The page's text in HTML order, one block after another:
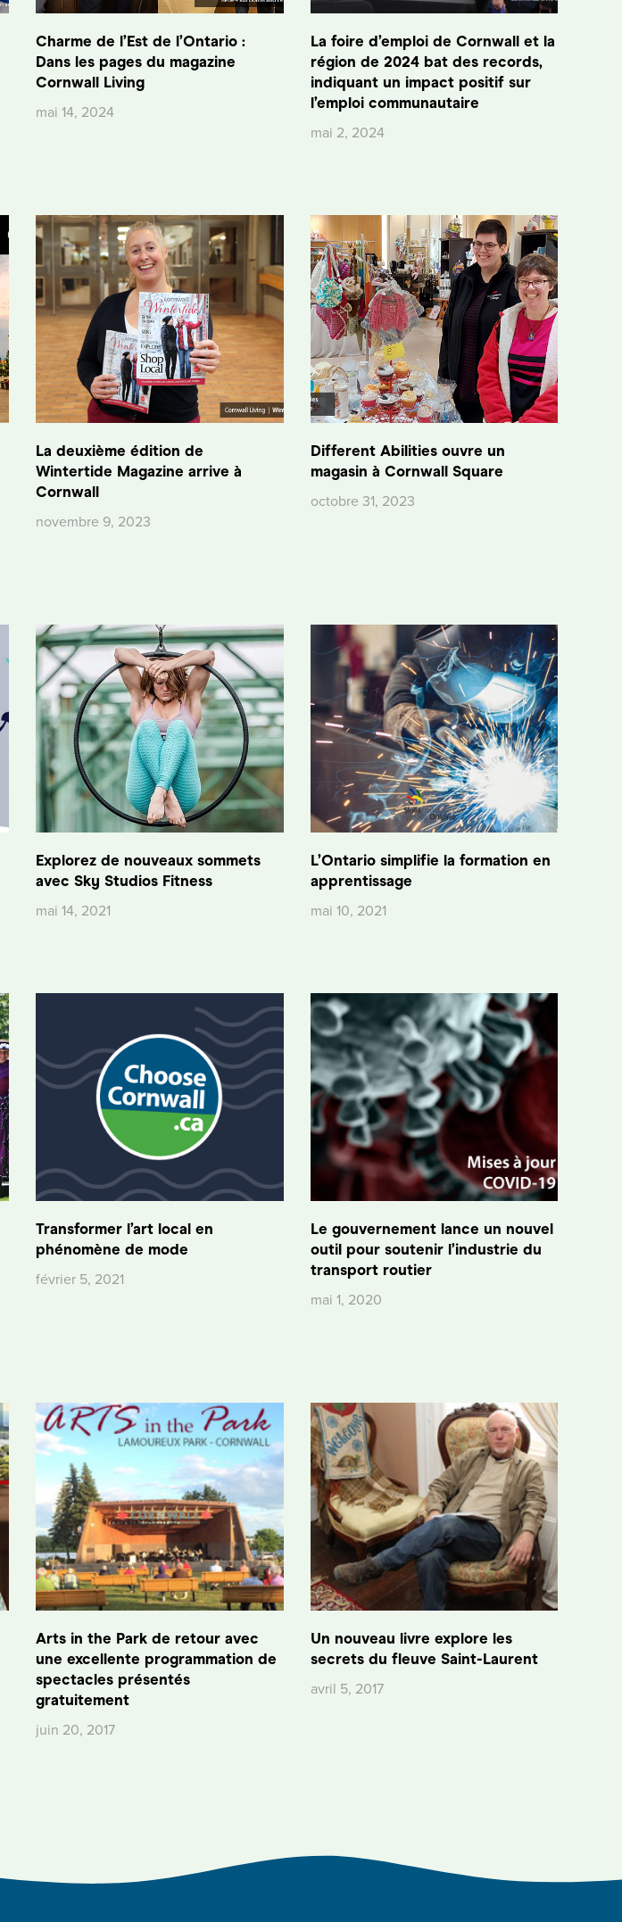
Charme de l’Est de l’Ontario :
Dans les pages du magazine
Cornwall Living
mai 14, 2024
La foire d’emploi de Cornwall et la
région de 2024 bat des records,
indiquant un impact positif sur
l’emploi communautaire
mai 2, 2024
La deuxième édition de
Wintertide Magazine arrive à
Cornwall
novembre 9, 2023
Different Abilities ouvre un
magasin à Cornwall Square
octobre 31, 2023
Explorez de nouveaux sommets
avec Sky Studios Fitness
mai 14, 2021
L’Ontario simplifie la formation en
apprentissage
mai 10, 2021
Transformer l’art local en
phénomène de mode
février 5, 2021
Le gouvernement lance un nouvel
outil pour soutenir l’industrie du
transport routier
mai 1, 2020
Arts in the Park de retour avec
une excellente programmation de
spectacles présentés
gratuitement
juin 20, 2017
Un nouveau livre explore les
secrets du fleuve Saint-Laurent
avril 5, 2017